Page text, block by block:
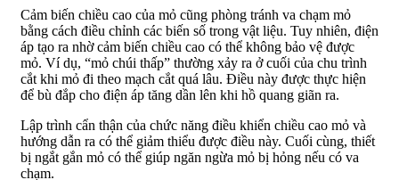
Cảm biến chiều cao của mỏ cũng phòng tránh va chạm mỏ
bằng cách điều chỉnh các biến số trong vật liệu. Tuy nhiên, điện
áp tạo ra nhờ cảm biến chiều cao có thể không bảo vệ được
mỏ. Ví dụ, “mỏ chúi thấp” thường xảy ra ở cuối của chu trình
cắt khi mỏ đi theo mạch cắt quá lâu. Điều này được thực hiện
để bù đắp cho điện áp tăng dần lên khi hồ quang giãn ra.
Lập trình cẩn thận của chức năng điều khiển chiều cao mỏ và
hướng dẫn ra có thể giảm thiểu được điều này. Cuối cùng, thiết
bị ngắt gắn mỏ có thể giúp ngăn ngừa mỏ bị hỏng nếu có va
chạm.